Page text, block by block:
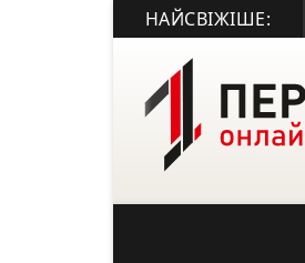
НАЙСВІЖІШЕ: